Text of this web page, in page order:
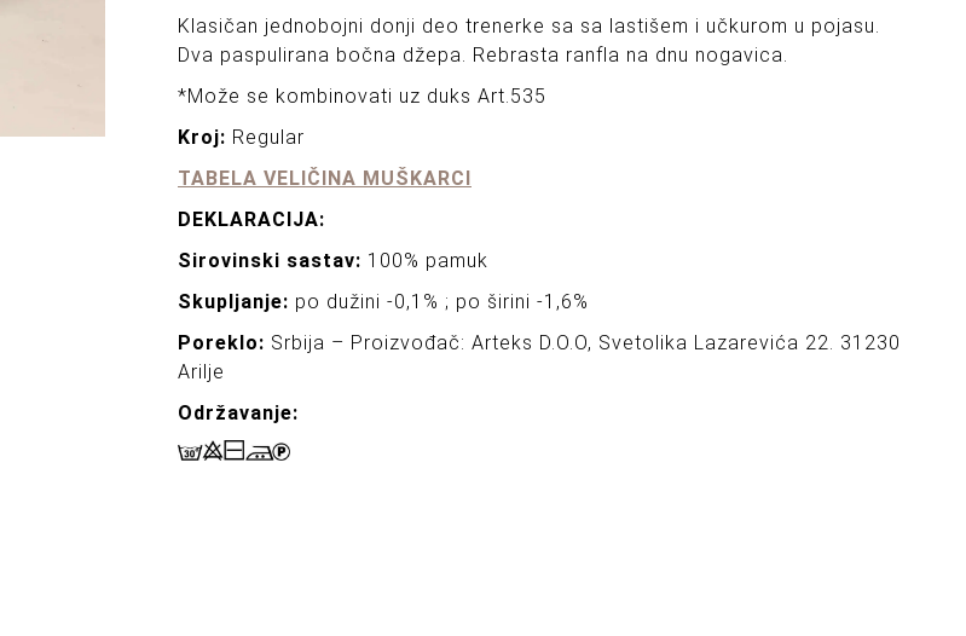
Klasičan jednobojni donji deo trenerke sa sa lastišem i učkurom u pojasu.
Dva paspulirana bočna džepa. Rebrasta ranfla na dnu nogavica.
*Može se kombinovati uz duks Art.535
Kroj: Regular
TABELA VELIČINA MUŠKARCI
DEKLARACIJA:
Sirovinski sastav: 100% pamuk
Skupljanje: po dužini -0,1% ; po širini -1,6%
Poreklo: Srbija – Proizvođač: Arteks D.O.O, Svetolika Lazarevića 22. 31230
Arilje
Održavanje: